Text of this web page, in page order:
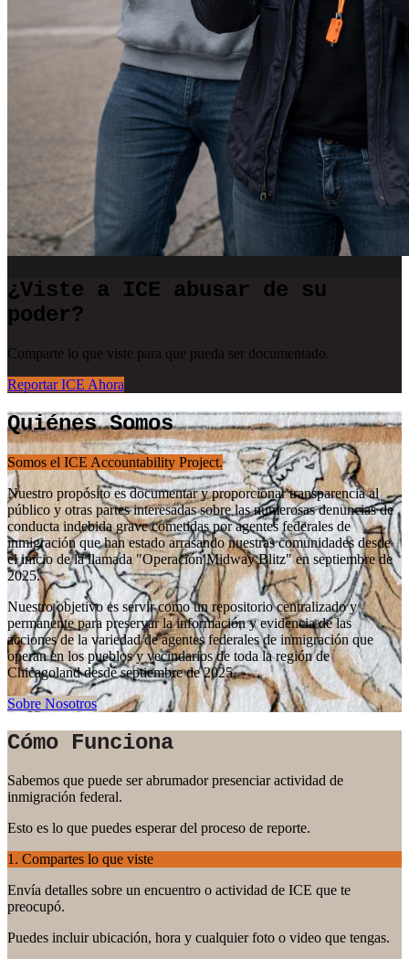
¿Viste a ICE abusar de su
poder?
Comparte lo que viste para que pueda ser documentado.
Reportar ICE Ahora
Quiénes Somos
Somos el ICE Accountability Project.
Nuestro propósito es documentar y proporcionar transparencia al
público y otras partes interesadas sobre las numerosas denuncias de
conducta indebida grave cometidas por agentes federales de
inmigración que han estado arrasando nuestras comunidades desde
el inicio de la llamada "Operación Midway Blitz" en septiembre de
2025.
Nuestro objetivo es servir como un repositorio centralizado y
permanente para preservar la información y evidencia de las
acciones de la variedad de agentes federales de inmigración que
operan en los pueblos y vecindarios de toda la región de
Chicagoland desde septiembre de 2025.
Sobre Nosotros
Cómo Funciona
Sabemos que puede ser abrumador presenciar actividad de
inmigración federal.
Esto es lo que puedes esperar del proceso de reporte.
1. Compartes lo que viste
Envía detalles sobre un encuentro o actividad de ICE que te
preocupó.
Puedes incluir ubicación, hora y cualquier foto o video que tengas.